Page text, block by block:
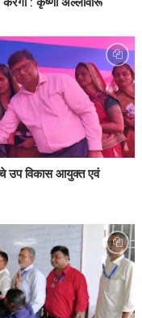
उप विकास आयुक्त एवं